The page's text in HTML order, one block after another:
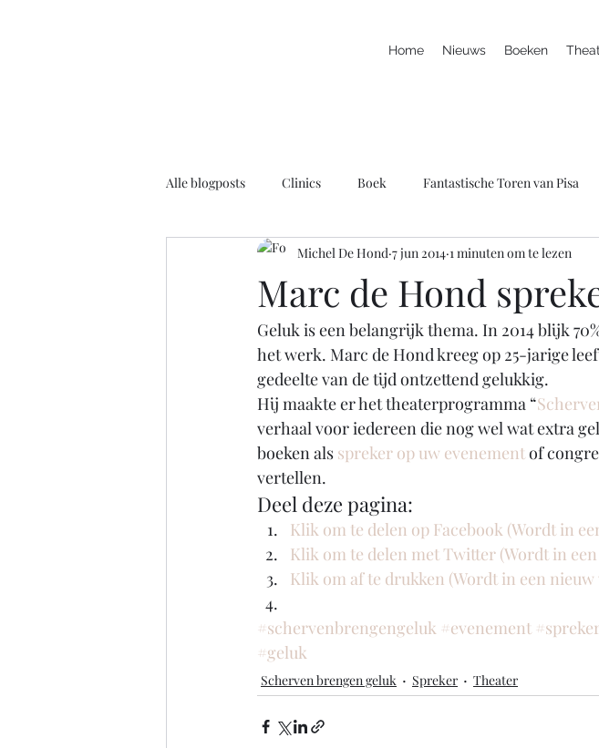
Home Nieuws Boeken
Alle blogposts Clinics Boek Fantastische Toren van Pisa
Leuke filmpjes Nieuws Marc is ziek
Rolstoelbasketbal Radio Spreker Televisie
Voortschrijdend Inzicht
Marc de Hond
Michel De Hond 7 jun 2014 1 minuten om te lezen
Geluk is een belangrijk thema. In 2014 blijk
het werk. Marc de Hond kreeg op 25-jarige
gedeelte van de tijd ontzettend gelukkig.
Hij maakte er het theaterprogramma “
verhaal voor iedereen die nog wel wat extra
boeken als spreker op uw evenement of
vertellen.
Deel deze pagina:
Klik om te delen op Facebook (Wordt in
Klik om te delen met Twitter (Wordt in
Klik om af te drukken (Wordt in een
#schervenbrengengeluk #evenement
#geluk
Scherven brengen geluk Spreker Theater